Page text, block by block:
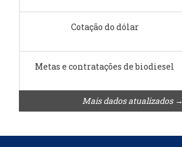
Cotação do dólar
Metas e contratações de biodiesel
Mais dados atualizados →